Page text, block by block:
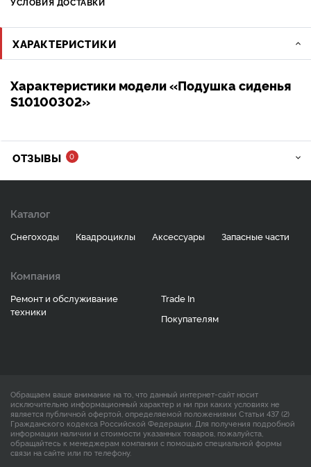
ХАРАКТЕРИСТИКИ
Характеристики модели «Подушка сиденья
S10100302»
ОТЗЫВЫ 0
Каталог
Снегоходы Квадроциклы Аксессуары Запасные части
Компания
Ремонт и обслуживание
техники
Trade In
Покупателям
Обращаем ваше внимание на то, что данный интернет-сайт носит
исключительно информационный характер и ни при каких условиях не
является публичной офертой, определяемой положениями Статьи 437 (2)
Гражданского кодекса Российской Федерации. Для получения подробной
информации наличии и стоимости указанных товаров, пожалуйста,
обращайтесь к менеджерам компании с помощью специальной формы
связи на сайте или по телефону.